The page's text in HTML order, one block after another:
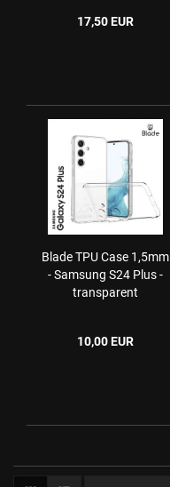
17,50 EUR
Blade TPU Case 1,5mm
- Samsung S24 Plus -
transparent
10,00 EUR